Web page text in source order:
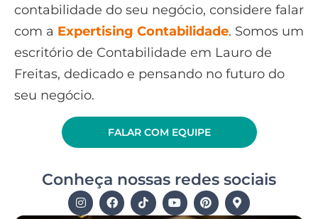
contabilidade do seu negócio, considere falar
com a Expertising Contabilidade. Somos um
escritório de Contabilidade em Lauro de
Freitas, dedicado e pensando no futuro do
seu negócio.
FALAR COM EQUIPE
Conheça nossas redes sociais